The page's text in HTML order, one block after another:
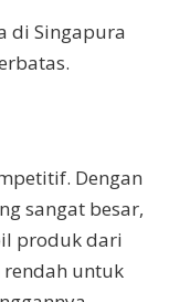
di Singapura
Dengan
sangat besar,
produk dari
rendah untuk